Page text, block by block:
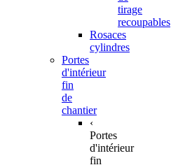
tirage
recoupables
Rosaces
cylindres
Portes
d'intérieur
fin
de
chantier
‹
Portes
d'intérieur
fin